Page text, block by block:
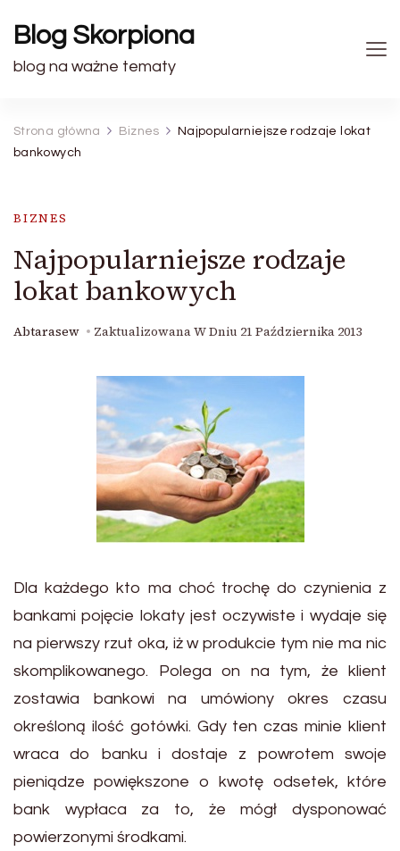
Blog Skorpiona
blog na ważne tematy
Strona główna Biznes
Najpopularniejsze rodzaje lokat
bankowych
BIZNES
Najpopularniejsze rodzaje
lokat bankowych
Abtarasew Zaktualizowana W Dniu 21 Października 2013
Dla każdego kto ma choć trochę do czynienia z
bankami pojęcie lokaty jest oczywiste i wydaje się
na pierwszy rzut oka, iż w produkcie tym nie ma nic
skomplikowanego. Polega on na tym, że klient
zostawia bankowi na umówiony okres czasu
określoną ilość gotówki. Gdy ten czas minie klient
wraca do banku i dostaje z powrotem swoje
pieniądze powiększone o kwotę odsetek, które
bank wypłaca za to, że mógł dysponować
powierzonymi środkami.